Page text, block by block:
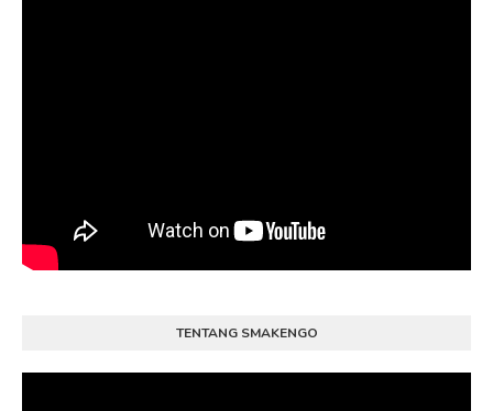
TENTANG SMAKENGO